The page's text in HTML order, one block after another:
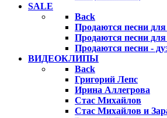
SALE
Back
Продаются песни
Продаются песни
Продаются песни -
ВИДЕОКЛИПЫ
Back
Григорий Лепс
Ирина Аллегрова
Стас Михайлов
Стас Михайлов и